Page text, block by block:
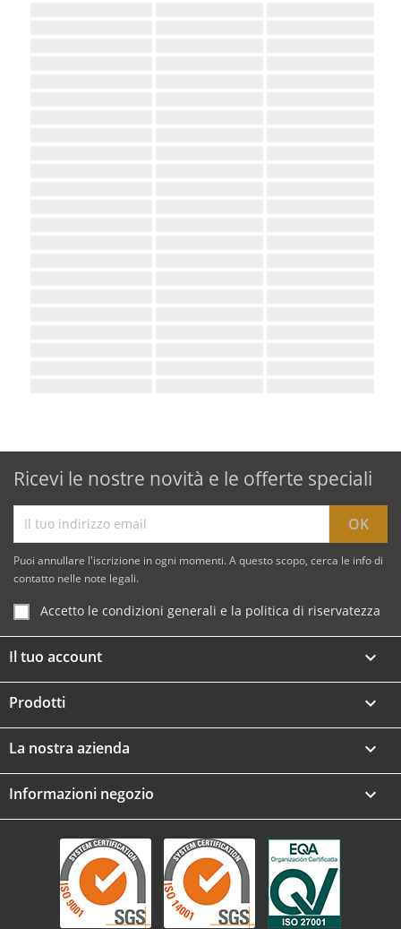
Ricevi le nostre novità e le offerte speciali
Puoi annullare l'iscrizione in ogni momenti. A questo scopo, cerca le info di
contatto nelle note legali.
Accetto le condizioni generali e la politica di riservatezza
Il tuo account 
Prodotti 
La nostra azienda 
Informazioni negozio keyboard_arrow_down